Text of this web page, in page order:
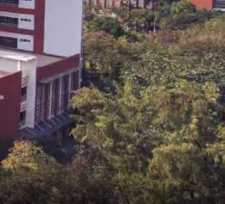
品牌活动
校友动态
校友组织